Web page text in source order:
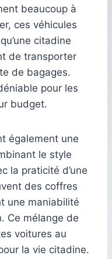
beaucoup à
ces véhicules
citadine
de transporter
de bagages.
pour les
budget.
également une
le style
la praticité d’une
des coffres
une maniabilité
Ce mélange de
voitures au
la vie citadine.